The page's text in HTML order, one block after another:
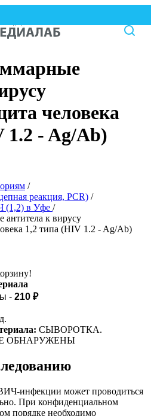
человека
1.2 - Ag/Ab)
/
реакция, PCR) /
(1,2) в Уфе /
к вирусу
1,2 типа (HIV 1.2 - Ag/Ab)
- 210 ₽
СЫВОРОТКА.
ОБНАРУЖЕНЫ
инфекции может проводиться
При конфиденциальном
порядке необходимо